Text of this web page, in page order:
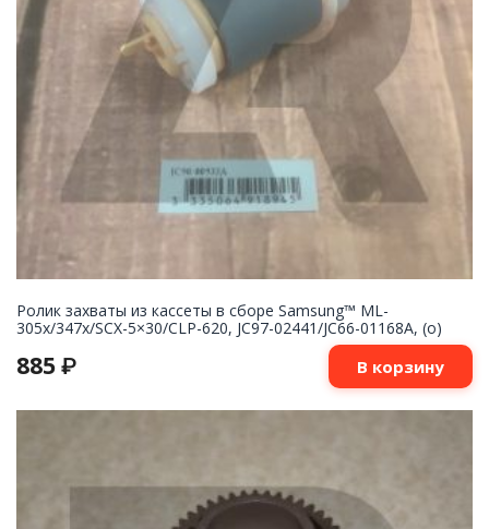
Ролик захваты из кассеты в сборе Samsung™ ML-
305x/347x/SCX-5×30/CLP-620, JC97-02441/JC66-01168A, (o)
885 ₽ В корзину